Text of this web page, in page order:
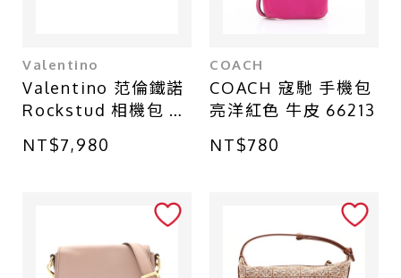
Valentino
Valentino 范倫鐵諾
Rockstud 相機包 肩
背包 黃色 牛皮
W0B0809BOL
NT$7,980
COACH
COACH 寇馳 手機包
亮洋紅色 牛皮 66213
NT$780